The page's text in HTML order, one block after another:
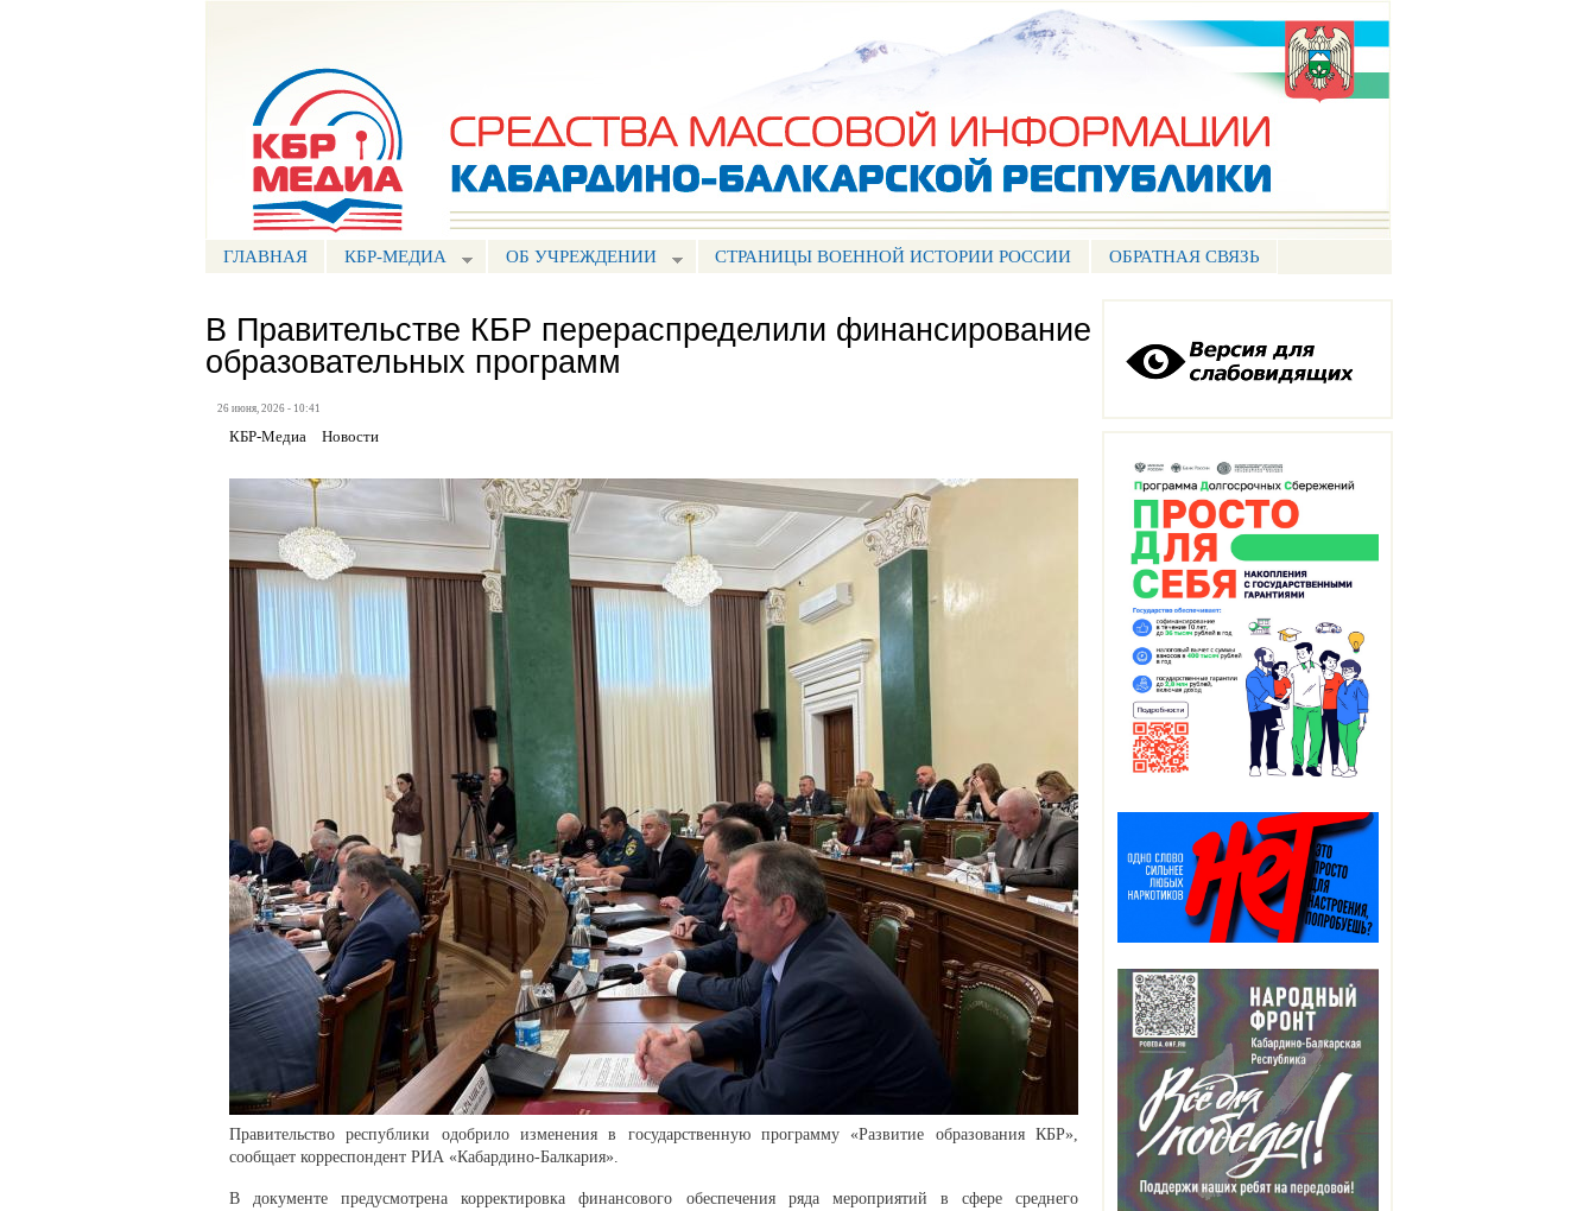
ГЛАВНАЯ КБР-МЕДИА ОБ УЧРЕЖДЕНИИ СТРАНИЦЫ ВОЕННОЙ ИСТОРИИ РОССИИ ОБРАТНАЯ СВЯЗЬ
В Правительстве КБР перераспределили финансирование
образовательных программ
26 июня, 2026 - 10:41
КБР-Медиа Новости
Правительство республики одобрило изменения в государственную программу «Развитие образования КБР»,
сообщает корреспондент РИА «Кабардино-Балкария».
В документе предусмотрена корректировка финансового обеспечения ряда мероприятий в сфере среднего